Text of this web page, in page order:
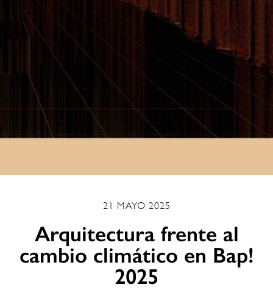
21 MAYO 2025
Arquitectura frente al
cambio climático en Bap!
2025